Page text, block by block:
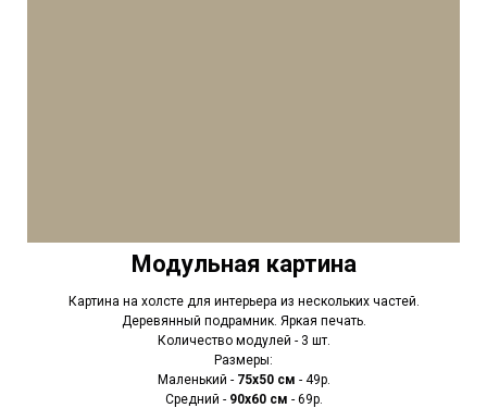
Модульная картина
Картина на холсте для интерьера из нескольких частей.
Деревянный подрамник. Яркая печать.
Количество модулей - 3 шт.
Размеры:
Маленький - 75х50 см - 49р.
Средний - 90x60 см - 69р.